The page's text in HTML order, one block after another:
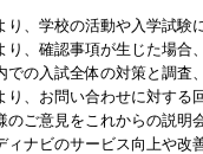
り、学校の活動や入学試
り、確認事項が生じた場
での入試全体の対策と調
り、お問い合わせに対す
のご意見をこれからの説
ィナビのサービス向上や